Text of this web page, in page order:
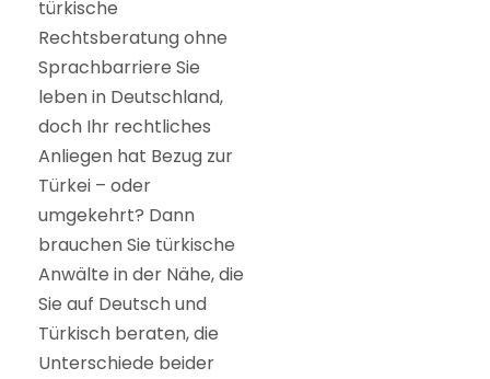
türkische
Rechtsberatung ohne
Sprachbarriere Sie
leben in Deutschland,
doch Ihr rechtliches
Anliegen hat Bezug zur
Türkei – oder
umgekehrt? Dann
brauchen Sie türkische
Anwälte in der Nähe, die
Sie auf Deutsch und
Türkisch beraten, die
Unterschiede beider